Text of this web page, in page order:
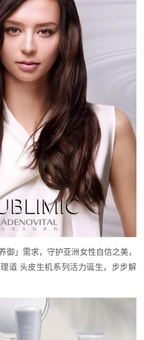
」需求，守护亚洲女性自信之美，
道 头皮生机系列活力诞生，步步解